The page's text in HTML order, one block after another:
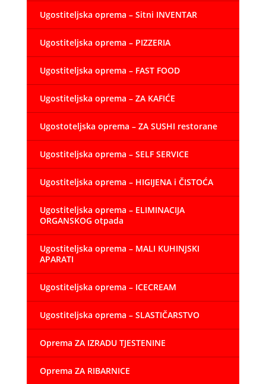
Ugostiteljska oprema – Sitni INVENTAR
Ugostiteljska oprema – PIZZERIA
Ugostiteljska oprema – FAST FOOD
Ugostiteljska oprema – ZA KAFIĆE
Ugostoteljska oprema – ZA SUSHI restorane
Ugostiteljska oprema – SELF SERVICE
Ugostiteljska oprema – HIGIJENA i ČISTOĆA
Ugostiteljska oprema – ELIMINACIJA
ORGANSKOG otpada
Ugostiteljska oprema – MALI KUHINJSKI
APARATI
Ugostiteljska oprema – ICECREAM
Ugostiteljska oprema – SLASTIČARSTVO
Oprema ZA IZRADU TJESTENINE
Oprema ZA RIBARNICE